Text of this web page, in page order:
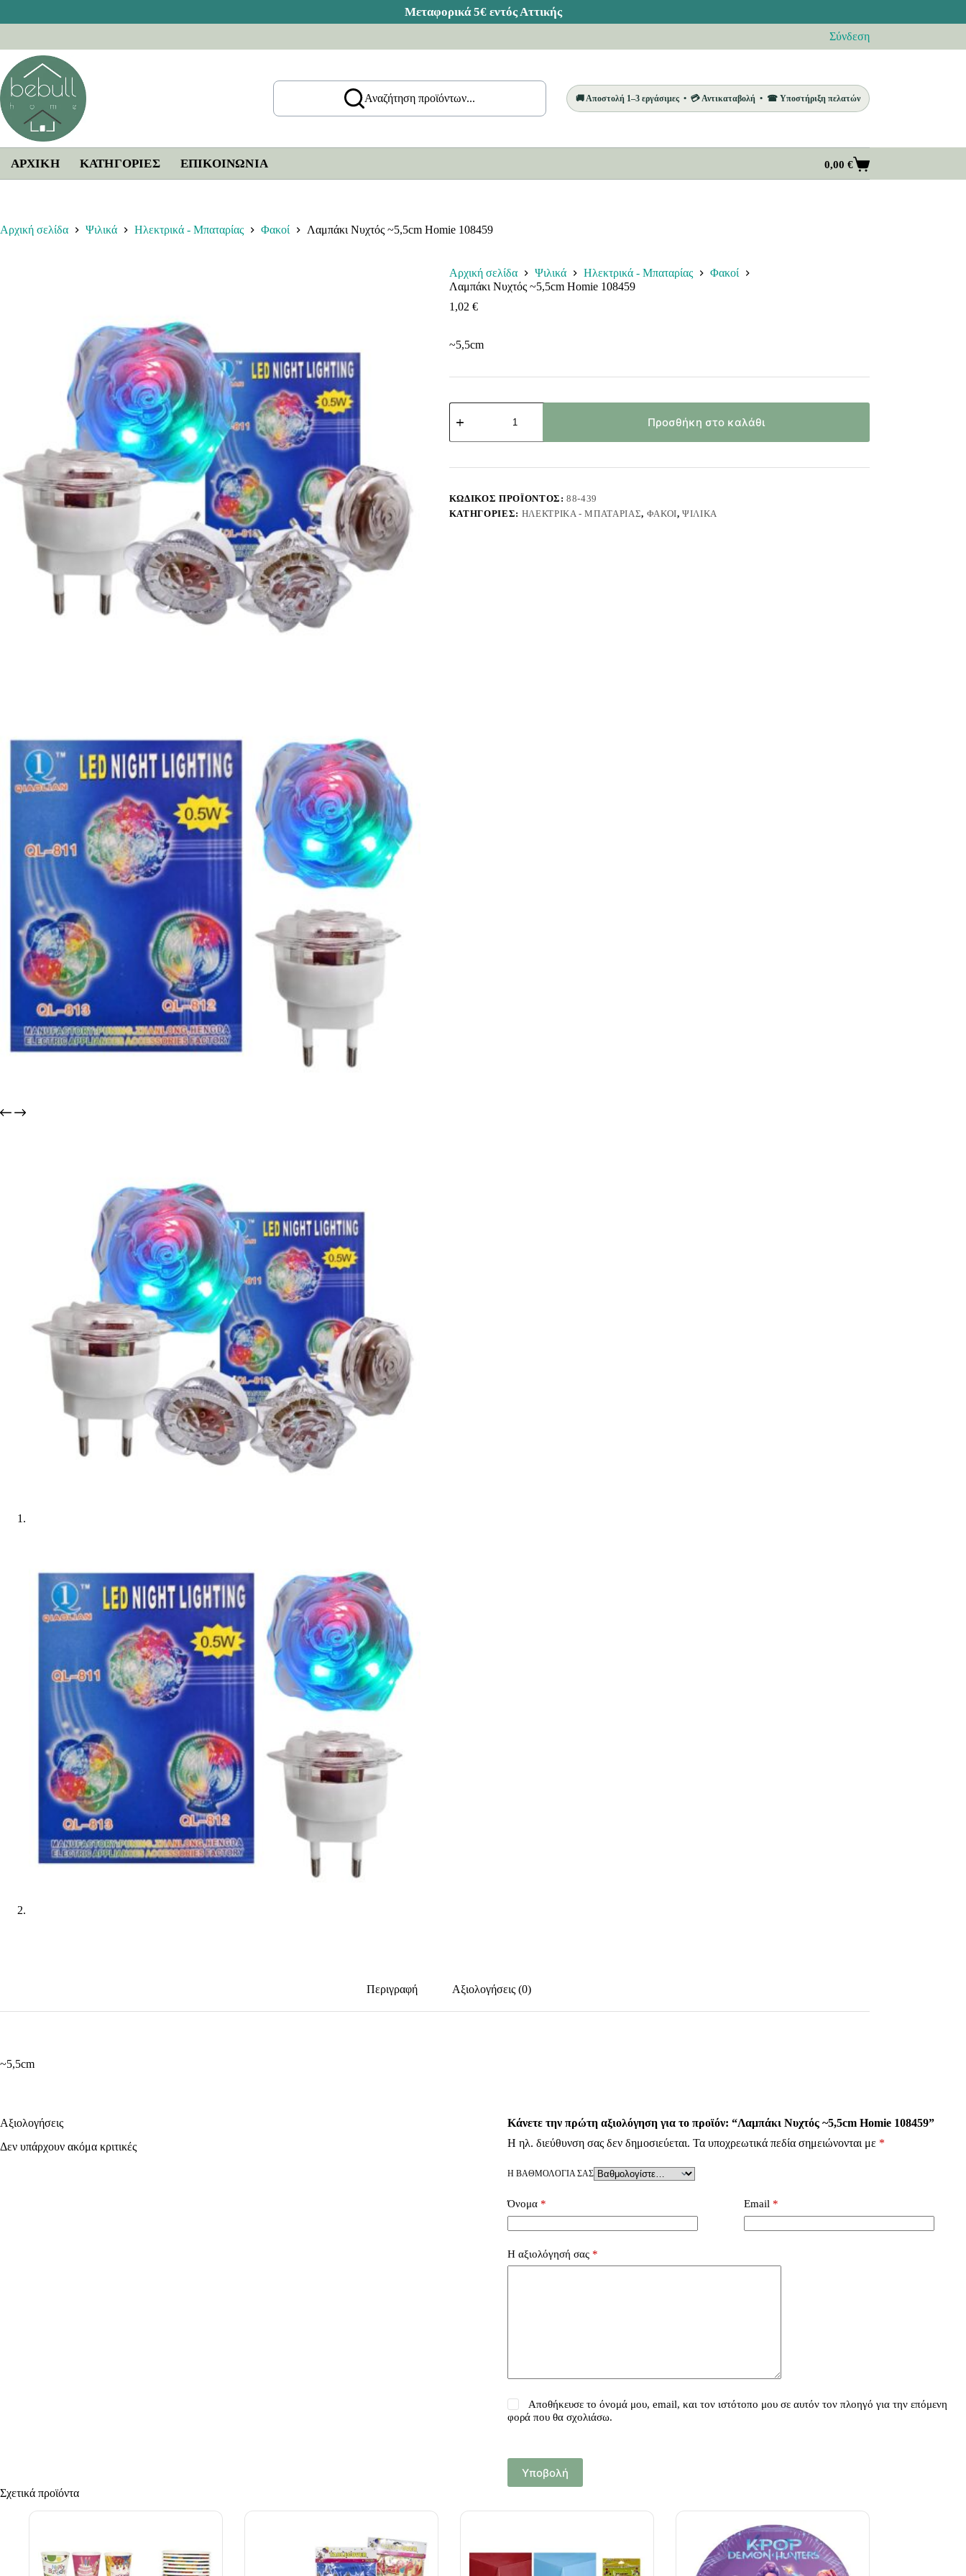
περιεχόμενο
Σύνδεση
Αναζήτηση προϊόντων... 🚚 Αποστολή 1–3 εργάσιμες • 💳 Αντικαταβολή • ☎ Υποστήριξη πελατών
ΑΡΧΙΚΗ ΚΑΤΗΓΟΡΙΕΣ ΕΠΙΚΟΙΝΩΝΊΑ
Καλάθι
Αγορών
0,00 €
Αρχική σελίδα Ψιλικά Ηλεκτρικά - Μπαταρίας Φακοί Λαμπάκι Νυχτός ~5,5cm Homie 108459
Αρχική σελίδα Ψιλικά Ηλεκτρικά - Μπαταρίας
Φακοί
Λαμπάκι Νυχτός ~5,5cm Homie 108459
1,02 €
~5,5cm
Λαμπάκι
Νυχτός
Homie
ποσότητα
Προσθήκη στο καλάθι
ΚΩΔΙΚΌΣ ΠΡΟΪΌΝΤΟΣ:88-439
ΚΑΤΗΓΟΡΊΕΣ: ΗΛΕΚΤΡΙΚΆ - ΜΠΑΤΑΡΊΑΣ, ΦΑΚΟΊ,ΨΙΛΙΚΆ
Περιγραφή Αξιολογήσεις (0)
~5,5cm
Αξιολογήσεις
Δεν υπάρχουν ακόμα κριτικές
Κάνετε την πρώτη αξιολόγηση για το προϊόν: “Λαμπάκι Νυχτός ~5,5cm Homie 108459”
Η ηλ. διεύθυνση σας δεν δημοσιεύεται. Τα υποχρεωτικά πεδία σημειώνονται με *
Η ΒΑΘΜΟΛΟΓΊΑ ΣΑΣ
Όνομα* Email *
Η αξιολόγησή σας *
Αποθήκευσε το όνομά μου, email, και τον ιστότοπο μου σε αυτόν τον πλοηγό για την επόμενη
φορά που θα σχολιάσω.
Υποβολή
Σχετικά προϊόντα